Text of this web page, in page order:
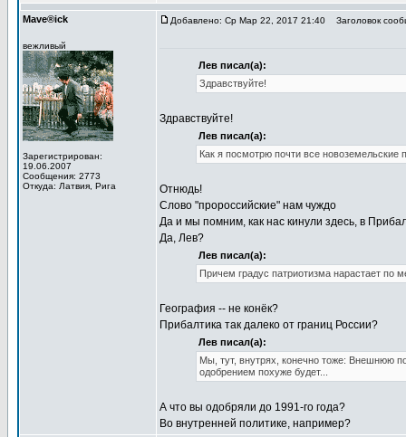
Mave®ick
вежливый
Зарегистрирован:
19.06.2007
Сообщения: 2773
Откуда: Латвия, Рига
Добавлено: Ср Мар 22, 2017 21:40 Заголовок
Лев писал(а):
Здравствуйте!
Здравствуйте!
Лев писал(а):
Как я посмотрю почти все
Отнюдь!
Слово "пророссийские" нам чуждо
Да и мы помним, как нас кинули здесь, в
Да, Лев?
Лев писал(а):
Причем градус патриотизма нарастает по
География -- не конёк?
Прибалтика так далеко от границ России?
Лев писал(а):
Мы, тут, внутрях, конечно тоже: Внешнюю
одобрением похуже будет...
А что вы одобряли до 1991-го года?
Во внутренней политике, например?